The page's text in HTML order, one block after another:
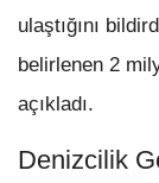
ulaştığını
belirlenen 2
açıkladı.
Denizcilik